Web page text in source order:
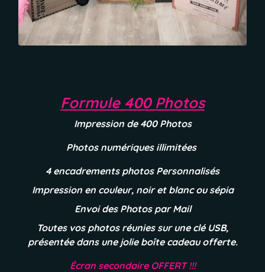
Formule 400 Photos
Impression de 400 Photos
Photos numériques illimitées
4 encadrements photos Personnalisés
Impression en couleur, noir et blanc ou sépia
Envoi des Photos par Mail
Toutes vos photos réunies sur une clé USB,
présentée dans une jolie boîte cadeau offerte.
Écran secondaire OFFERT !!!